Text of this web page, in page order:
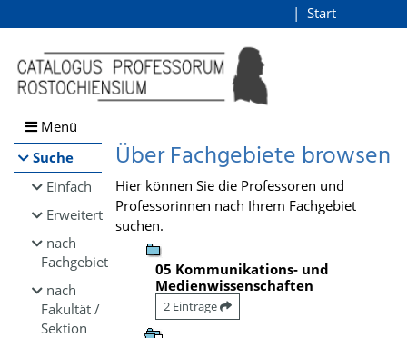
Browsen
direkt zum Inhalt
Start
Menü
Suche
Einfach
Erweitert
nach
Fachgebiet
nach
Fakultät /
Sektion
Über Fachgebiete browsen
Hier können Sie die Professoren und
Professorinnen nach Ihrem Fachgebiet
suchen.
05 Kommunikations- und
Medienwissenschaften
2 Einträge